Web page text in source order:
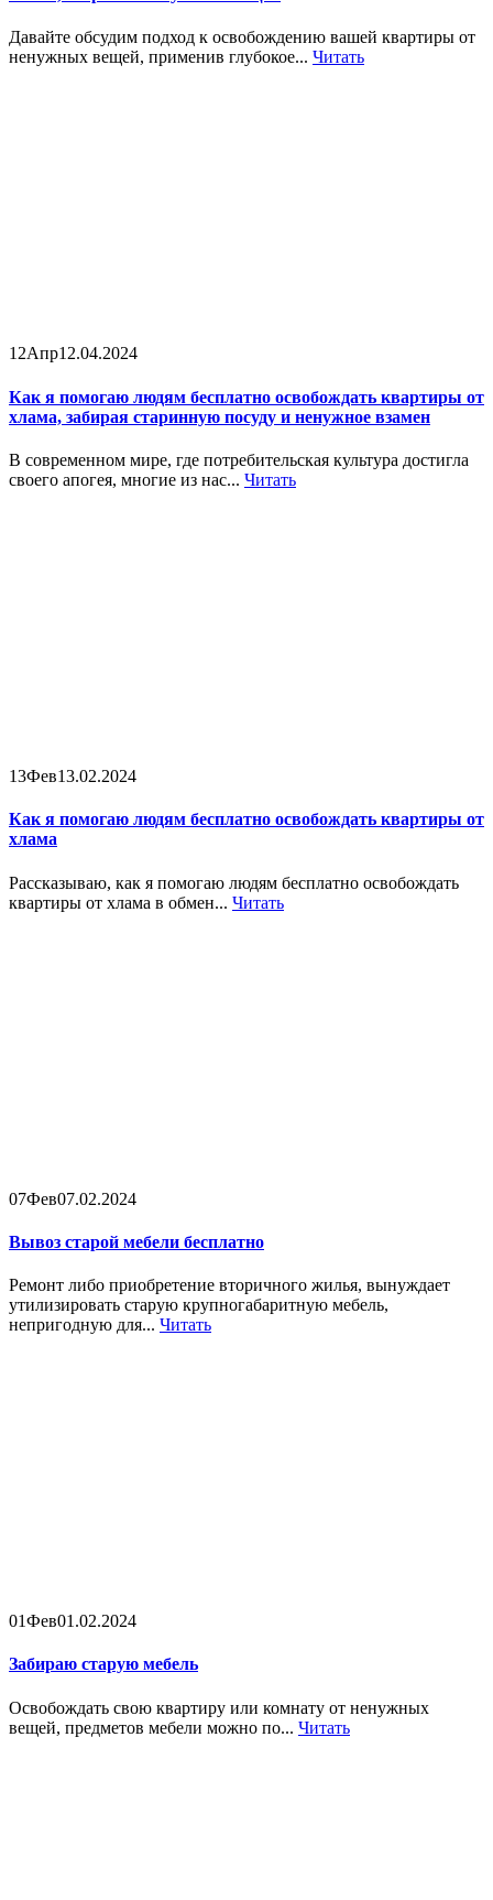
Давайте обсудим подход к освобождению вашей квартиры от
ненужных вещей, применив глубокое... Читать
12Апр12.04.2024
Как я помогаю людям бесплатно освобождать квартиры от
хлама, забирая старинную посуду и ненужное взамен
В современном мире, где потребительская культура достигла
своего апогея, многие из нас... Читать
13Фев13.02.2024
Как я помогаю людям бесплатно освобождать квартиры от
хлама
Рассказываю, как я помогаю людям бесплатно освобождать
квартиры от хлама в обмен... Читать
07Фев07.02.2024
Вывоз старой мебели бесплатно
Ремонт либо приобретение вторичного жилья, вынуждает
утилизировать старую крупногабаритную мебель,
непригодную для... Читать
01Фев01.02.2024
Забираю старую мебель
Освобождать свою квартиру или комнату от ненужных
вещей, предметов мебели можно по... Читать